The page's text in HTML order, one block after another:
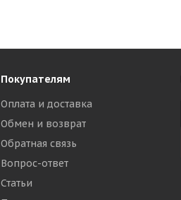
Покупателям
Оплата и доставка
Обмен и возврат
Обратная связь
Вопрос-ответ
Статьи